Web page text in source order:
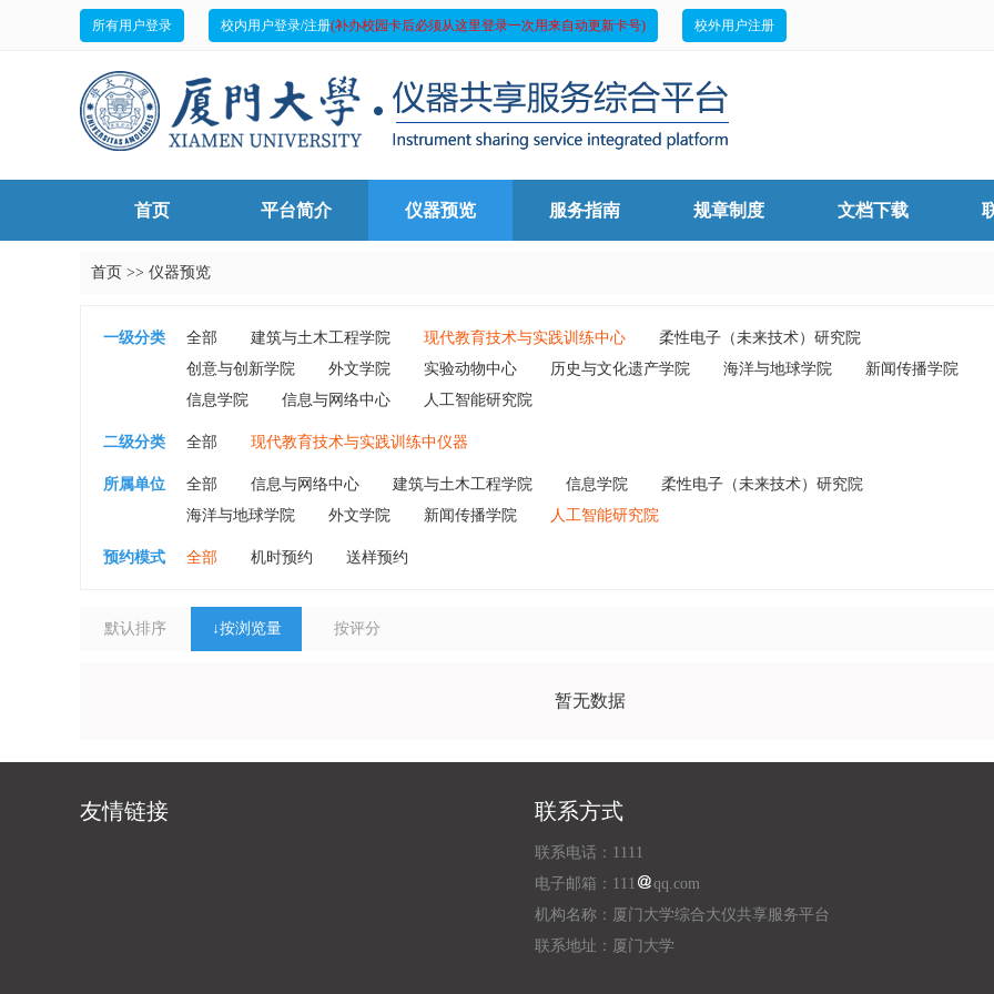
所有用户登录 校内用户登录/注册(补办校园卡后必须从这里登录一次用来自动更新卡号) 校外用户注册
首页 平台简介 仪器预览 服务指南 规章制度 文档下载
首页 >> 仪器预览
一级分类 全部 建筑与土木工程学院 现代教育技术与实践训练中心
柔性电子（未来技术）研究院
创意与创新学院
外文学院 实验动物中心 历史与文化遗产学院 海洋与地球学院
新闻传播学院
信息学院
信息与网络中心 人工智能研究院
二级分类 全部 现代教育技术与实践训练中仪器
所属单位 全部 信息与网络中心 建筑与土木工程学院 信息学院
柔性电子（未来技术）研究院
海洋与地球学院
外文学院 新闻传播学院 人工智能研究院
预约模式 全部 机时预约 送样预约
默认排序 ↓按浏览量 按评分
暂无数据
友情链接 联系方式
联系电话：1111
电子邮箱：111
qq.com
机构名称：厦门大学综合大仪共享服务平台
联系地址：厦门大学